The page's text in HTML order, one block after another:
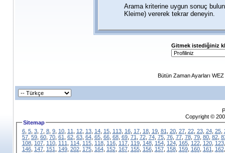
Arama kriterine uygun sonuç
Kleime) vererek tekrar deneyin.
Gitmek istediğiniz
Bütün Zaman Ayarları
Copyright ©
Sitemap
6, 5, 3, 7, 8, 9, 10, 11 12, 13, 14, 15, 113, 16, 17, 18, 19, 81 20, 27, 22, 23, 24, 25,
57, 59, 60, 70, 61 62, 63, 64, 65, 66, 68, 69, 71 72, 74, 75, 76, 77, 78, 79, 80, 82,
108, 107, 110, 111 114, 115, 118, 116, 117, 119, 148, 154, 124, 165, 122, 120, 123
146, 147, 151 149, 202, 175, 164, 152, 167, 155, 156, 157, 158, 159, 160, 161 162